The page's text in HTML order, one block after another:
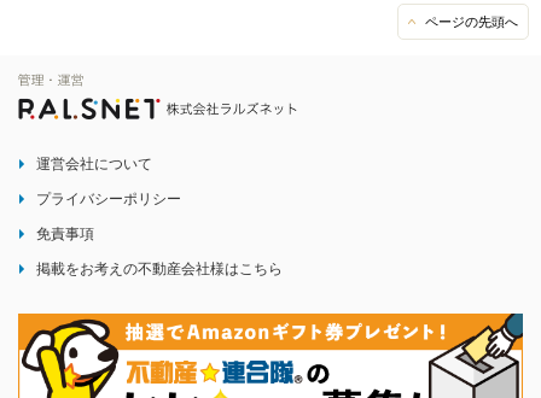
ページの先頭へ
運営会社について
プライバシーポリシー
免責事項
掲載をお考えの不動産会社様はこちら